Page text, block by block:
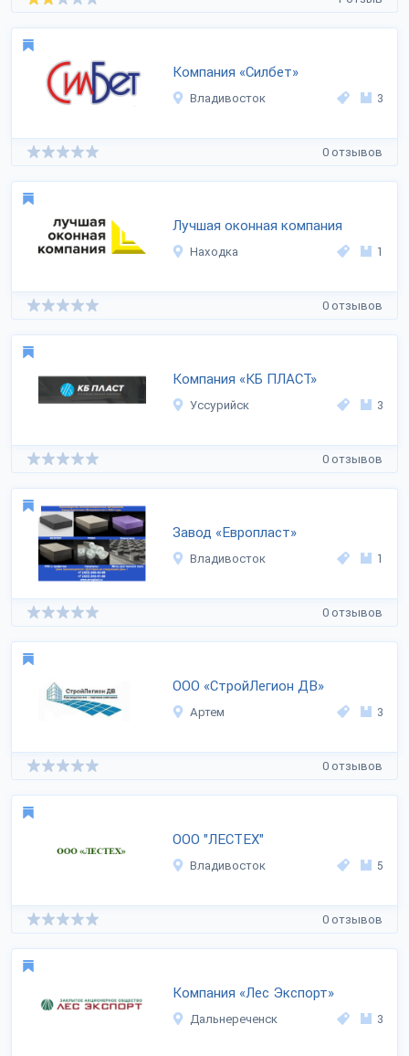
Компания «Силбет»
Владивосток 3
0 отзывов
Лучшая оконная компания
Находка 1
0 отзывов
Компания «КБ ПЛАСТ»
Уссурийск 3
0 отзывов
Завод «Европласт»
Владивосток 1
0 отзывов
ООО «СтройЛегион ДВ»
Артем 3
0 отзывов
ООО "ЛЕСТЕХ"
Владивосток 5
0 отзывов
Компания «Лес Экспорт»
Дальнереченск 3